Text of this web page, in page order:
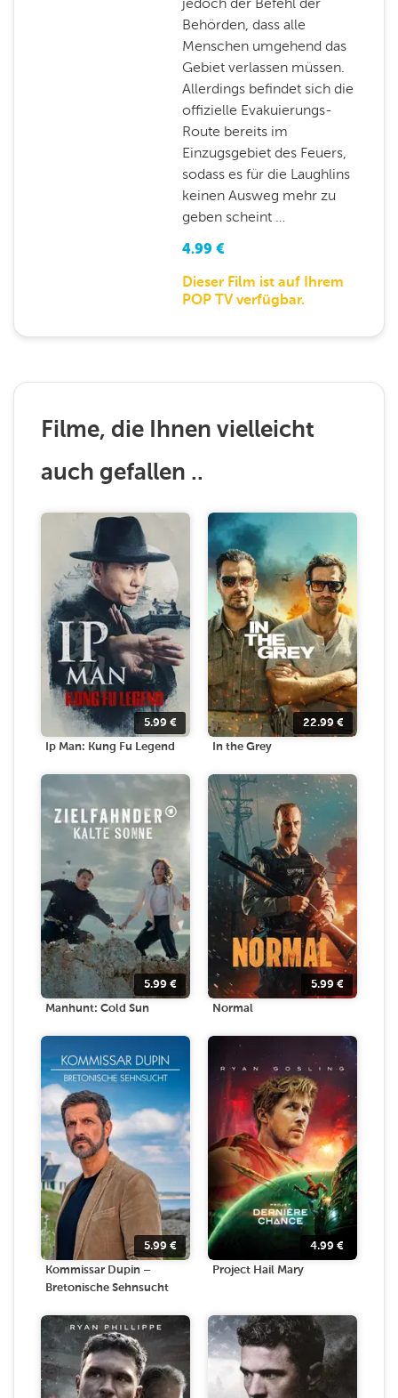
Behörden, dass alle
Menschen umgehend das
Gebiet verlassen müssen.
Allerdings befindet sich die
offizielle Evakuierungs-
Route bereits im
Einzugsgebiet des Feuers,
sodass es für die Laughlins
keinen Ausweg mehr zu
geben scheint …
4.99 €
Dieser Film ist auf Ihrem
POP TV verfügbar.
Filme, die Ihnen vielleicht
auch gefallen ..
5.99 €
Ip Man: Kung Fu Legend
22.99 €
In the Grey
5.99 €
Manhunt: Cold Sun
5.99 €
Normal
5.99 €
Kommissar Dupin –
Bretonische Sehnsucht
4.99 €
Project Hail Mary